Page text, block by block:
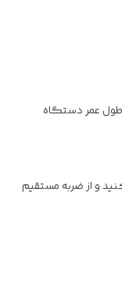
عمر دستگاه
و از ضربه مستقیم